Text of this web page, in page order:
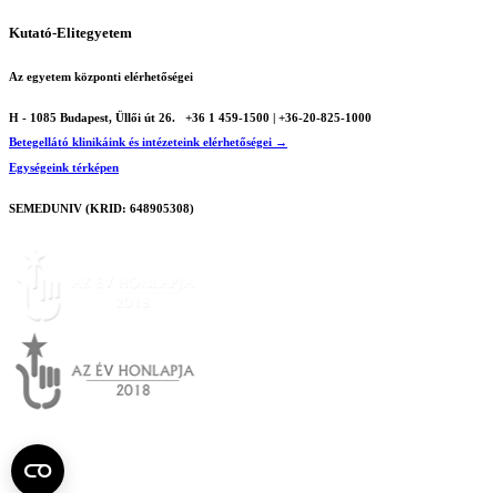
Kutató-Elitegyetem
Az egyetem központi elérhetőségei
H - 1085 Budapest, Üllői út 26.
+36 1 459-1500 | +36-20-825-1000
Betegellátó klinikáink és intézeteink elérhetőségei →
Egységeink térképen
SEMEDUNIV (KRID: 648905308)